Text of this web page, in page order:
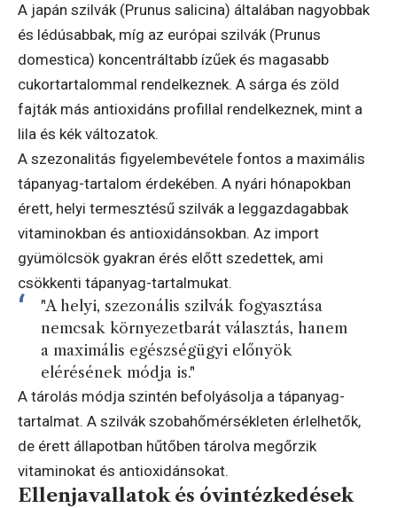
A japán szilvák (Prunus salicina) általában nagyobbak
és lédúsabbak, míg az európai szilvák (Prunus
domestica) koncentráltabb ízűek és magasabb
cukortartalommal rendelkeznek. A sárga és zöld
fajták más antioxidáns profillal rendelkeznek, mint a
lila és kék változatok.
A szezonalitás figyelembevétele fontos a maximális
tápanyag-tartalom érdekében. A nyári hónapokban
érett, helyi termesztésű szilvák a leggazdagabbak
vitaminokban és antioxidánsokban. Az import
gyümölcsök gyakran érés előtt szedettek, ami
csökkenti tápanyag-tartalmukat.
"A helyi, szezonális szilvák fogyasztása
nemcsak környezetbarát választás, hanem
a maximális egészségügyi előnyök
elérésének módja is."
A tárolás módja szintén befolyásolja a tápanyag-
tartalmat. A szilvák szobahőmérsékleten érlelhetők,
de érett állapotban hűtőben tárolva megőrzik
vitaminokat és antioxidánsokat.
Ellenjavallatok és óvintézkedések